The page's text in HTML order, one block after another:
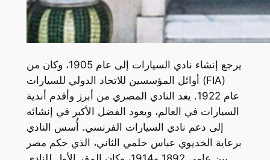
يرجع إنشاء نادي السيارات إلى عام 1905، وكان من
أوائل المؤسسين للاتحاد الدولي للسيارات (FIA)
عام 1922. يعد النادي المصري من أبرز وأقدم أندية
السيارات في العالم، ويعود الفضل الأكبر في إنشائه
إلى دعم نادي السيارات الفرنسي. أُسس النادي
برعاية الخديوي عباس حلمي الثاني، الذي حكم مصر